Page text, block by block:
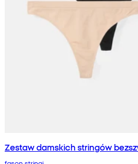
Zestaw damskich stringów